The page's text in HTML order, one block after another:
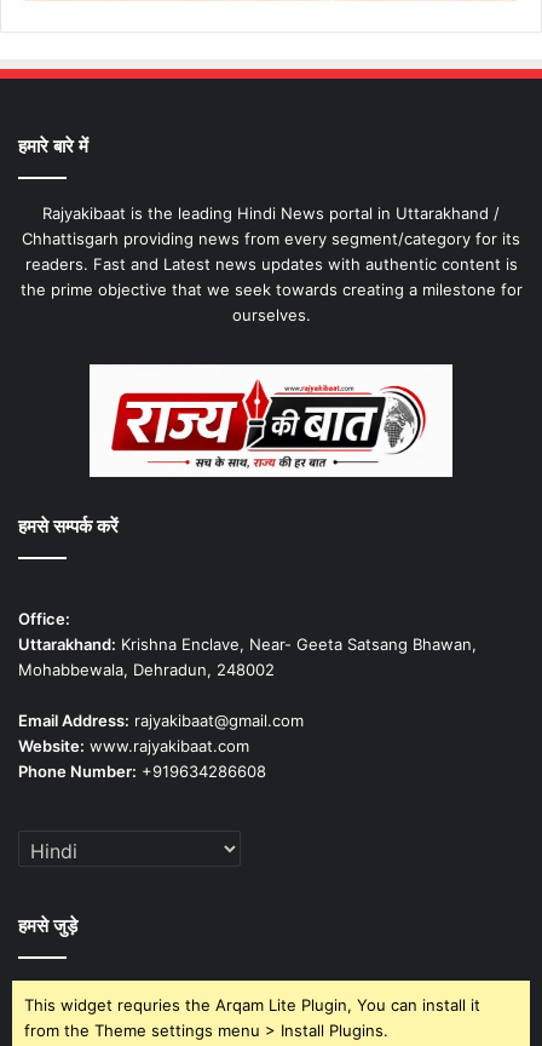
हमारे बारे में
Rajyakibaat is the leading Hindi News portal in Uttarakhand /
Chhattisgarh providing news from every segment/category for its
readers. Fast and Latest news updates with authentic content is
the prime objective that we seek towards creating a milestone for
ourselves.
हमसे सम्पर्क करें
Office:
Uttarakhand: Krishna Enclave, Near- Geeta Satsang Bhawan,
Mohabbewala, Dehradun, 248002
Email Address: rajyakibaat@gmail.com
Website: www.rajyakibaat.com
Phone Number: +919634286608
हमसे जुड़े
This widget requries the Arqam Lite Plugin, You can install it
from the Theme settings menu > Install Plugins.